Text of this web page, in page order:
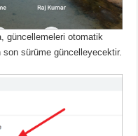
güncellemeleri otomatik
son sürüme güncelleyecektir.